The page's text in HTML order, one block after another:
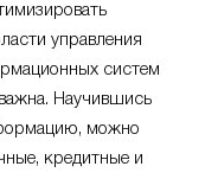
управления
систем
Научившись
можно
кредитные и